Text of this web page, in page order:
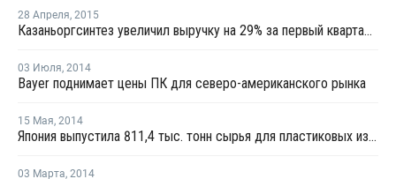
28 Апреля, 2015
Казаньоргсинтез увеличил выручку на 29% за первый квартал 2015 года
03 Июля, 2014
Bayer поднимает цены ПК для северо-американского рынка
15 Мая, 2014
Япония выпустила 811,4 тыс. тонн сырья для пластиковых изделий в марте 2014 года
03 Марта, 2014